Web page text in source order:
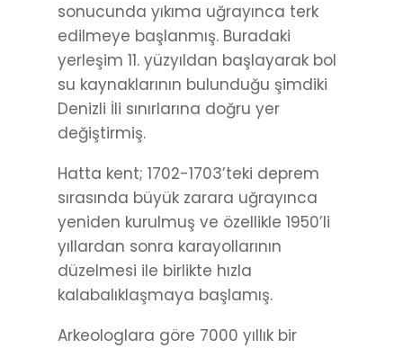
sonucunda yıkıma uğrayınca terk
edilmeye başlanmış. Buradaki
yerleşim 11. yüzyıldan başlayarak bol
su kaynaklarının bulunduğu şimdiki
Denizli İli sınırlarına doğru yer
değiştirmiş.
Hatta kent; 1702-1703’teki deprem
sırasında büyük zarara uğrayınca
yeniden kurulmuş ve özellikle 1950’li
yıllardan sonra karayollarının
düzelmesi ile birlikte hızla
kalabalıklaşmaya başlamış.
Arkeologlara göre 7000 yıllık bir